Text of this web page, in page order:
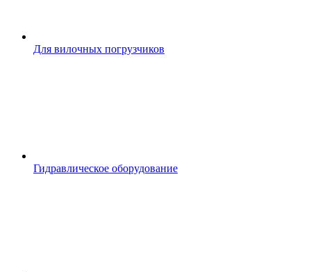
Для вилочных погрузчиков
Гидравлическое оборудование